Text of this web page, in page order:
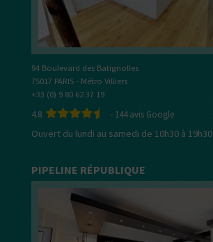
94 Boulevard des Batignolles
75017 PARIS - Métro Villiers
+33 (0) 9 80 62 37 19
4.8 - 144avis Google
Ouvert du lundi au samedi de 10h30 à 19h30
PIPELINE RÉPUBLIQUE